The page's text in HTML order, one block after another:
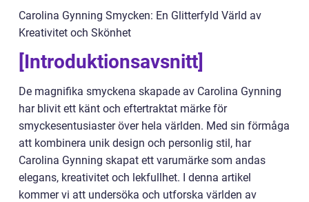
Carolina Gynning Smycken: En Glitterfyld Värld av
Kreativitet och Skönhet
[Introduktionsavsnitt]
De magnifika smyckena skapade av Carolina Gynning
har blivit ett känt och eftertraktat märke för
smyckesentusiaster över hela världen. Med sin förmåga
att kombinera unik design och personlig stil, har
Carolina Gynning skapat ett varumärke som andas
elegans, kreativitet och lekfullhet. I denna artikel
kommer vi att undersöka och utforska världen av